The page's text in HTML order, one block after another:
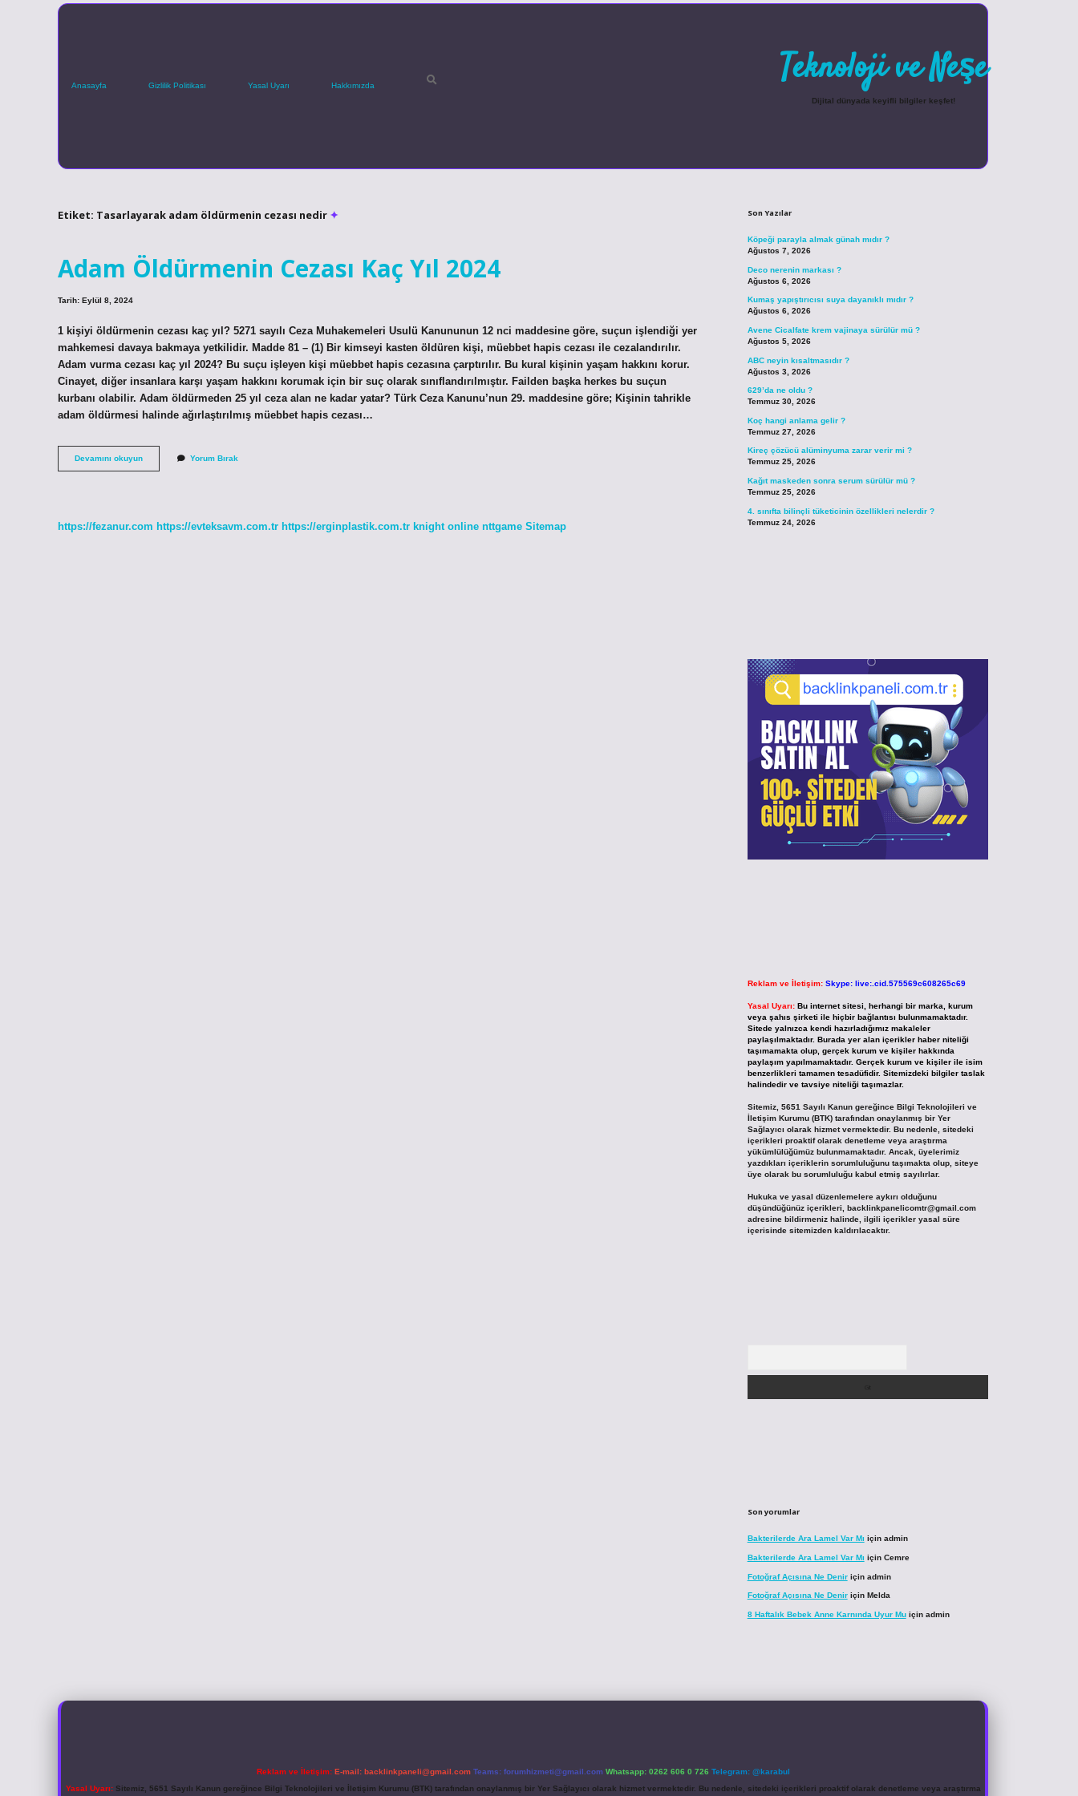
Anasayfa Gizlilik Politikası Yasal Uyarı Hakkımızda Teknoloji ve Neşe
Dijital dünyada keyifli bilgiler keşfet!
Etiket: Tasarlayarak adam öldürmenin cezası nedir
Adam Öldürmenin Cezası Kaç Yıl 2024
Tarih: Eylül 8, 2024
1 kişiyi öldürmenin cezası kaç yıl? 5271 sayılı Ceza Muhakemeleri Usulü Kanununun 12 nci maddesine göre, suçun işlendiği yer
mahkemesi davaya bakmaya yetkilidir. Madde 81 – (1) Bir kimseyi kasten öldüren kişi, müebbet hapis cezası ile cezalandırılır.
Adam vurma cezası kaç yıl 2024? Bu suçu işleyen kişi müebbet hapis cezasına çarptırılır. Bu kural kişinin yaşam hakkını korur.
Cinayet, diğer insanlara karşı yaşam hakkını korumak için bir suç olarak sınıflandırılmıştır. Failden başka herkes bu suçun
kurbanı olabilir. Adam öldürmeden 25 yıl ceza alan ne kadar yatar? Türk Ceza Kanunu’nun 29. maddesine göre; Kişinin tahrikle
adam öldürmesi halinde ağırlaştırılmış müebbet hapis cezası…
Devamını okuyunAdam
Öldürmenin
Yorum Bırak
https://fezanur.com https://evteksavm.com.tr https://erginplastik.com.tr knight online nttgame Sitemap
Son Yazılar
Köpeği parayla almak günah mıdır ?
Ağustos 7, 2026
Deco nerenin markası ?
Ağustos 6, 2026
Kumaş yapıştırıcısı suya dayanıklı mıdır ?
Ağustos 6, 2026
Avene Cicalfate krem vajinaya sürülür mü ?
Ağustos 5, 2026
ABC neyin kısaltmasıdır ?
Ağustos 3, 2026
629’da ne oldu ?
Temmuz 30, 2026
Koç hangi anlama gelir ?
Temmuz 27, 2026
Kireç çözücü alüminyuma zarar verir mi ?
Temmuz 25, 2026
Kağıt maskeden sonra serum sürülür mü ?
Temmuz 25, 2026
4. sınıfta bilinçli tüketicinin özellikleri nelerdir ?
Temmuz 24, 2026
Reklam ve İletişim: Skype: live:.cid.575569c608265c69
Yasal Uyarı: Bu internet sitesi, herhangi bir marka, kurum
veya şahıs şirketi ile hiçbir bağlantısı bulunmamaktadır.
Sitede yalnızca kendi hazırladığımız makaleler
paylaşılmaktadır. Burada yer alan içerikler haber niteliği
taşımamakta olup, gerçek kurum ve kişiler hakkında
paylaşım yapılmamaktadır. Gerçek kurum ve kişiler ile isim
benzerlikleri tamamen tesadüfidir. Sitemizdeki bilgiler taslak
halindedir ve tavsiye niteliği taşımazlar.
Sitemiz, 5651 Sayılı Kanun gereğince Bilgi Teknolojileri ve
İletişim Kurumu (BTK) tarafından onaylanmış bir Yer
Sağlayıcı olarak hizmet vermektedir. Bu nedenle, sitedeki
içerikleri proaktif olarak denetleme veya araştırma
yükümlülüğümüz bulunmamaktadır. Ancak, üyelerimiz
yazdıkları içeriklerin sorumluluğunu taşımakta olup, siteye
üye olarak bu sorumluluğu kabul etmiş sayılırlar.
Hukuka ve yasal düzenlemelere aykırı olduğunu
düşündüğünüz içerikleri, backlinkpanelicomtr@gmail.com
adresine bildirmeniz halinde, ilgili içerikler yasal süre
içerisinde sitemizden kaldırılacaktır.
Son yorumlar
Bakterilerde Ara Lamel Var Mı için admin
Bakterilerde Ara Lamel Var Mı için Cemre
Fotoğraf Açısına Ne Deniriçin admin
Fotoğraf Açısına Ne Deniriçin Melda
8 Haftalık Bebek Anne Karnında Uyur Muiçin admin
Reklam ve İletişim: E-mail: backlinkpaneli@gmail.com Teams: forumhizmeti@gmail.com Whatsapp: 0262 606 0 726 Telegram: @karabul
Yasal Uyarı:Sitemiz, 5651 Sayılı Kanun gereğince Bilgi Teknolojileri ve İletişim Kurumu (BTK) tarafından onaylanmış bir Yer Sağlayıcı olarak hizmet vermektedir. Bu nedenle, sitedeki içerikleri proaktif olarak denetleme veya araştırma